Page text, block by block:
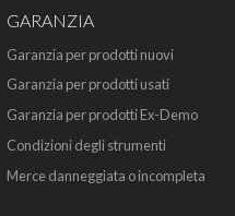
GARANZIA
Garanzia per prodotti nuovi
Garanzia per prodotti usati
Garanzia per prodotti Ex-Demo
Condizioni degli strumenti
Merce danneggiata o incompleta